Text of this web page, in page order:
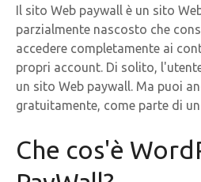
Il sito Web paywall è un sito
parzialmente nascosto che
accedere completamente ai
propri account. Di solito,
un sito Web paywall. Ma puoi
gratuitamente, come parte di
Che cos'è